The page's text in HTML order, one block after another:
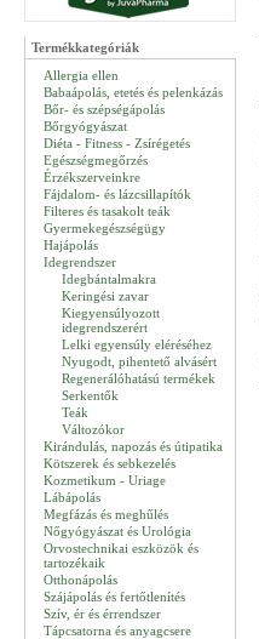
Termékkategóriák
Allergia ellen
Babaápolás, etetés és pelenkázás
Bőr- és szépségápolás
Bőrgyógyászat
Diéta - Fitness - Zsírégetés
Egészségmegőrzés
Érzékszerveinkre
Fájdalom- és lázcsillapítók
Filteres és tasakolt teák
Gyermekegészségügy
Hajápolás
Idegrendszer
Idegbántalmakra
Keringési zavar
Kiegyensúlyozott
idegrendszerért
Lelki egyensúly eléréséhez
Nyugodt, pihentető alvásért
Regenerálóhatású termékek
Serkentők
Teák
Változókor
Kirándulás, napozás és útipatika
Kötszerek és sebkezelés
Kozmetikum - Uriage
Lábápolás
Megfázás és meghűlés
Nőgyógyászat és Urológia
Orvostechnikai eszközök és
tartozékaik
Otthonápolás
Szájápolás és fertőtlenítés
Szív, ér és érrendszer
Tápcsatorna és anyagcsere